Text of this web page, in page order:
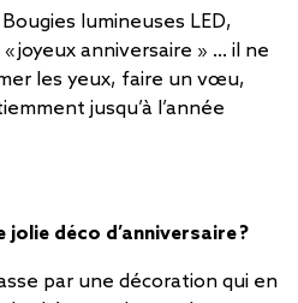
lumineuses LED,
joyeux anniversaire » … il ne
les yeux, faire un vœu,
jusqu’à l’année
déco d’anniversaire ?
par une décoration qui en